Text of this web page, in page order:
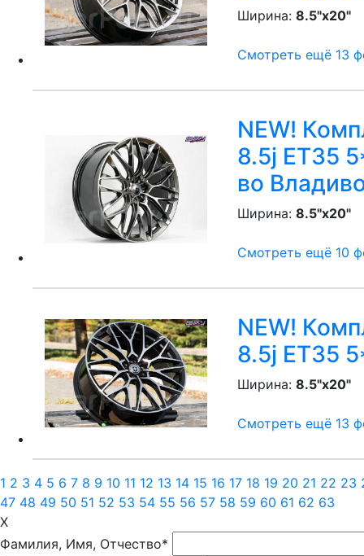
Ширина: 8.5"x20"
Смотреть ещё 13
NEW!
8.5j ET35
во
Ширина: 8.5"x20"
Смотреть ещё 10
NEW!
8.5j ET35
Ширина: 8.5"x20"
Смотреть ещё 13
1 2 3 4 5 6 7 8 9 10 11 12 13 14 15 16 17 18 19 20 21 22 23
47 48 49 50 51 52 53 54 55 56 57 58 59 60 61 62 63
X
Фамилия, Имя, Отчество*